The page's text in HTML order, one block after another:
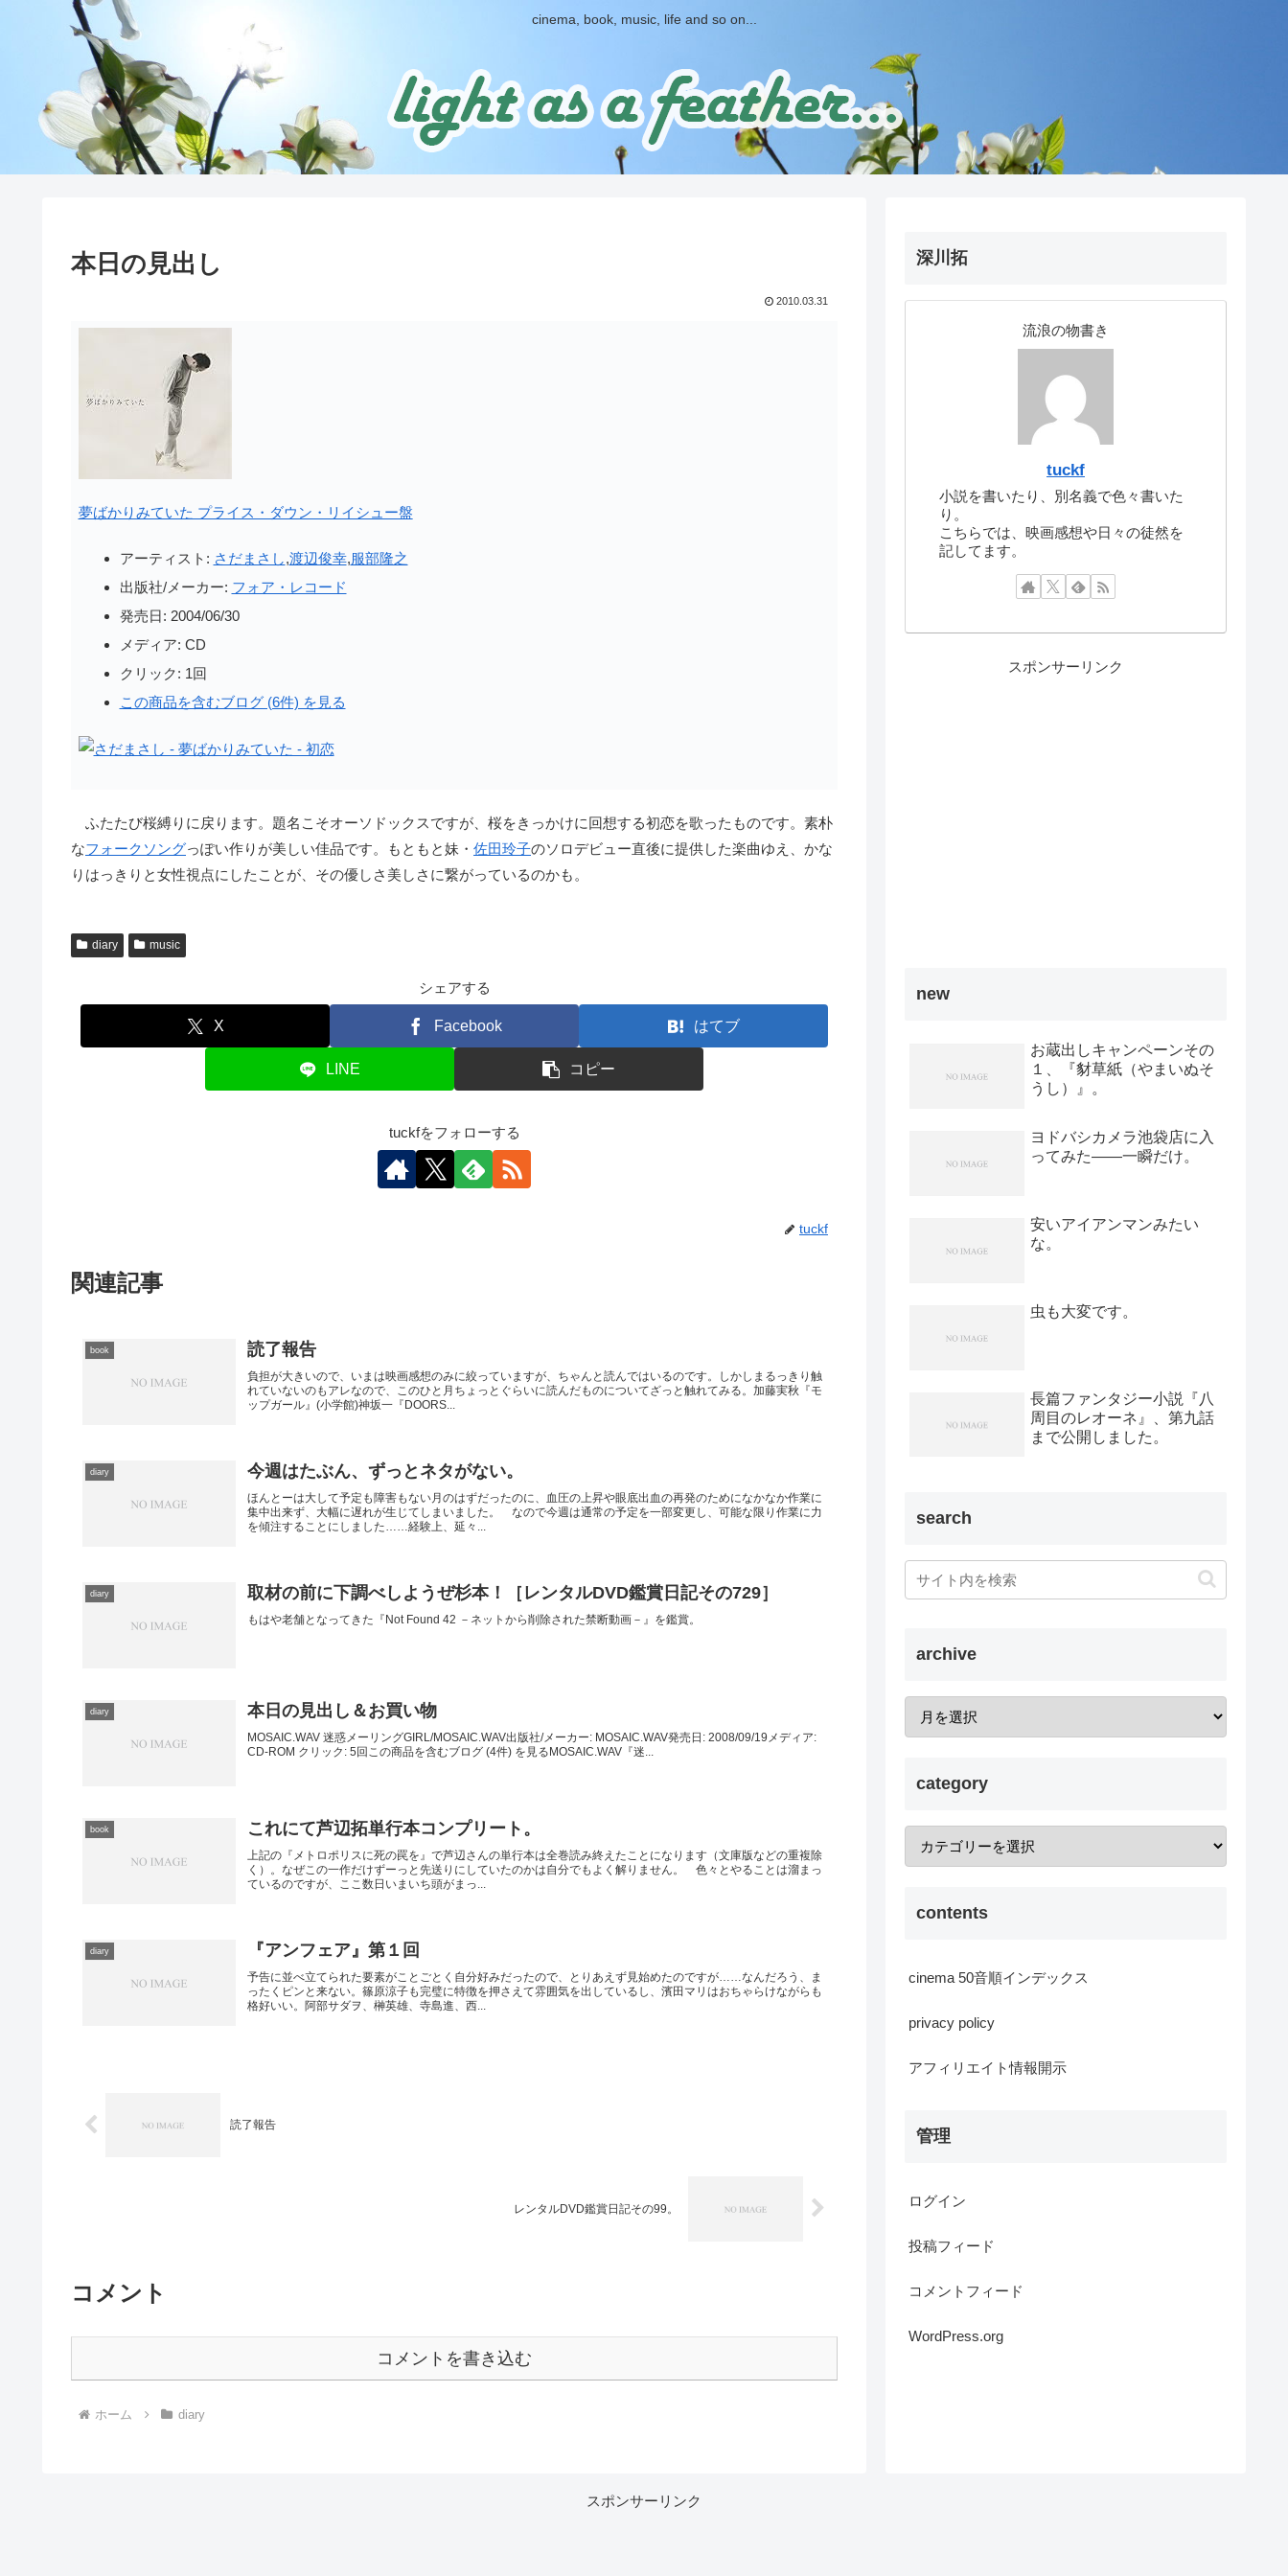
cinema, book, music, life and so on...
本日の見出し
2010.03.31
夢ばかりみていた プライス・ダウン・リイシュー盤
アーティスト: さだまさし,渡辺俊幸,服部隆之
出版社/メーカー: フォア・レコード
発売日: 2004/06/30
メディア: CD
クリック: 1回
この商品を含むブログ (6件) を見る
ふたたび桜縛りに戻ります。題名こそオーソドックスですが、桜をきっかけに回想する初恋を歌ったものです。素朴
なフォークソングっぽい作りが美しい佳品です。もともと妹・ 佐田玲子のソロデビュー直後に提供した楽曲ゆえ、かな
りはっきりと女性視点にしたことが、その優しさ美しさに繋がっているのかも。
diary music
シェアする
X Facebook はてブ
LINE コピー
tuckfをフォローする
tuckf
関連記事
book 読了報告
負担が大きいので、いまは映画感想のみに絞っていますが、ちゃんと読んではいるのです。しかしまるっきり触
れていないのもアレなので、このひと月ちょっとぐらいに読んだものについてざっと触れてみる。加藤実秋『モ
ップガール』(小学館)神坂一『DOORS...
diary 今週はたぶん、ずっとネタがない。
ほんとーは大して予定も障害もない月のはずだったのに、血圧の上昇や眼底出血の再発のためになかなか作業に
集中出来ず、大幅に遅れが生じてしまいました。 なので今週は通常の予定を一部変更し、可能な限り作業に力
を傾注することにしました……経験上、延々...
diary 取材の前に下調べしようぜ杉本！［レンタルDVD鑑賞日記その729］
もはや老舗となってきた『Not Found 42 －ネットから削除された禁断動画－』を鑑賞。
diary 本日の見出し＆お買い物
MOSAIC.WAV 迷惑メーリングGIRL/MOSAIC.WAV出版社/メーカー: MOSAIC.WAV発売日: 2008/09/19メディア:
CD-ROM クリック: 5回この商品を含むブログ (4件) を見るMOSAIC.WAV『迷...
book これにて芦辺拓単行本コンプリート。
上記の『メトロポリスに死の罠を』で芦辺さんの単行本は全巻読み終えたことになります（文庫版などの重複除
く）。なぜこの一作だけずーっと先送りにしていたのかは自分でもよく解りません。 色々とやることは溜まっ
ているのですが、ここ数日いまいち頭がまっ...
diary 『アンフェア』第１回
予告に並べ立てられた要素がことごとく自分好みだったので、とりあえず見始めたのですが……なんだろう、ま
ったくピンと来ない。篠原涼子も完璧に特徴を押さえて雰囲気を出しているし、濱田マリはおちゃらけながらも
格好いい。阿部サダヲ、榊英雄、寺島進、西...
読了報告
レンタルDVD鑑賞日記その99。
コメント
コメントを書き込む
ホーム diary
深川拓
流浪の物書き
tuckf
小説を書いたり、別名義で色々書いた
り。
こちらでは、映画感想や日々の徒然を
記してます。
スポンサーリンク
new
お蔵出しキャンペーンその
１、『豺草紙（やまいぬそ
うし）』。
ヨドバシカメラ池袋店に入
ってみた――一瞬だけ。
安いアイアンマンみたい
な。
虫も大変です。
長篇ファンタジー小説『八
周目のレオーネ』、第九話
まで公開しました。
search
archive
category
contents
cinema 50音順インデックス
privacy policy
アフィリエイト情報開示
管理
ログイン
投稿フィード
コメントフィード
WordPress.org
スポンサーリンク